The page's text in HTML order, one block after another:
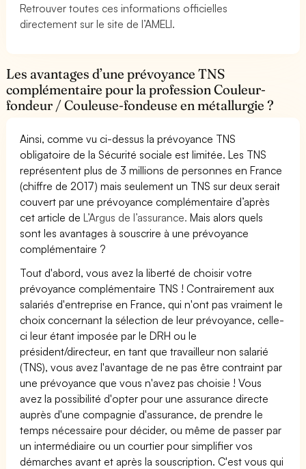
Retrouver toutes ces informations officielles
directement sur le site de l’AMELI.
Les avantages d’une prévoyance TNS
complémentaire pour la profession Couleur-
fondeur / Couleuse-fondeuse en métallurgie ?
Ainsi, comme vu ci-dessus la prévoyance TNS
obligatoire de la Sécurité sociale est limitée. Les TNS
représentent plus de 3 millions de personnes en France
(chiffre de 2017) mais seulement un TNS sur deux serait
couvert par une prévoyance complémentaire d’après
cet article deL’Argus de l’assurance. Mais alors quels
sont les avantages à souscrire à une prévoyance
complémentaire ?
Tout d'abord, vous avez la liberté de choisir votre
prévoyance complémentaire TNS ! Contrairement aux
salariés d'entreprise en France, qui n'ont pas vraiment le
choix concernant la sélection de leur prévoyance, celle-
ci leur étant imposée par le DRH ou le
président/directeur, en tant que travailleur non salarié
(TNS), vous avez l'avantage de ne pas être contraint par
une prévoyance que vous n'avez pas choisie ! Vous
avez la possibilité d'opter pour une assurance directe
auprès d'une compagnie d'assurance, de prendre le
temps nécessaire pour décider, ou même de passer par
un intermédiaire ou un courtier pour simplifier vos
démarches avant et après la souscription. C'est vous qui